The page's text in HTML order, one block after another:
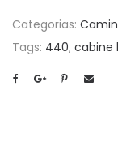
Categorias:
Tags: 440, cabine